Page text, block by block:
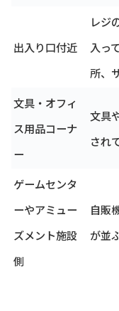
出入り口付近
レジ
入っ
所、
文具・オフィ
ス用品コーナ
ー
文具
され
ゲームセンタ
ーやアミュー
ズメント施設
側
自販
が並